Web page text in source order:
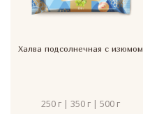
Халва подсолнечная с изюмом
250 г | 350 г | 500 г